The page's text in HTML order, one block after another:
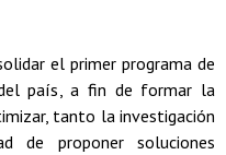
el primer programa de
país, a fin de formar la
tanto la investigación
de proponer soluciones